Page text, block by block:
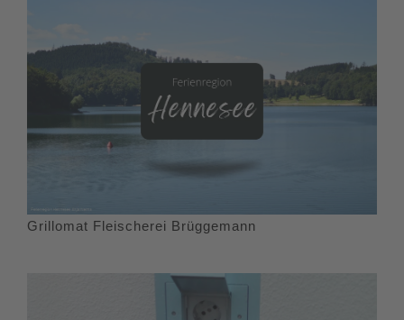
Grillomat Fleischerei Brüggemann